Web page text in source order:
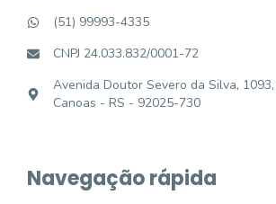
(51) 99993-4335
CNPJ 24.033.832/0001-72
Avenida Doutor Severo da Silva,
Canoas - RS - 92025-730
Navegação rápida